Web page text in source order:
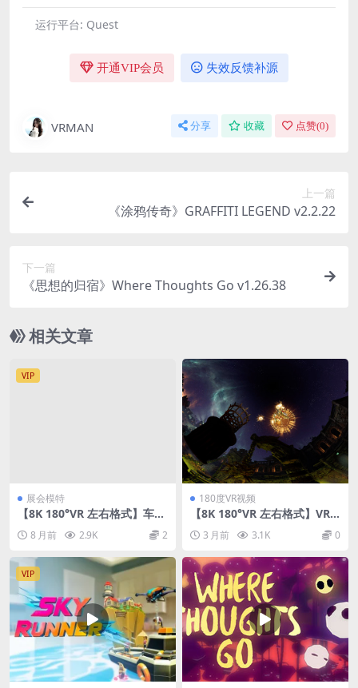
运行平台: Quest
开通VIP会员 失效反馈补源
VRMAN 分享 收藏 点赞(0)
上一篇
《涂鸦传奇》GRAFFITI LEGEND v2.2.22
下一篇
《思想的归宿》Where Thoughts Go v1.26.38
相关文章
VIP
展会模特
【8K 180°VR 左右格式】车展
模特 Guangdong, Hong Ko
ng and Macao auto show n
nce
8 月前 2.9K 2
180度VR视频
【8K 180°VR 左右格式】VR
3 月前 3.1K 0
VIP